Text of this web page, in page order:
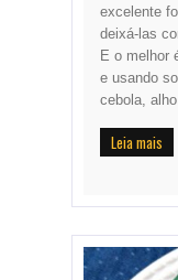
excelente
deixá-las
E o melhor
e usando
cebola,
Leia mais